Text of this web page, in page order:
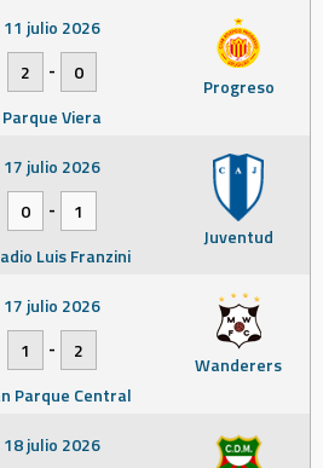
Progreso
11 julio 2026
2
-
0
Parque Viera
Juventud
17 julio 2026
0
-
1
Luis Franzini
Wanderers
17 julio 2026
1
-
2
Parque Central
18 julio 2026